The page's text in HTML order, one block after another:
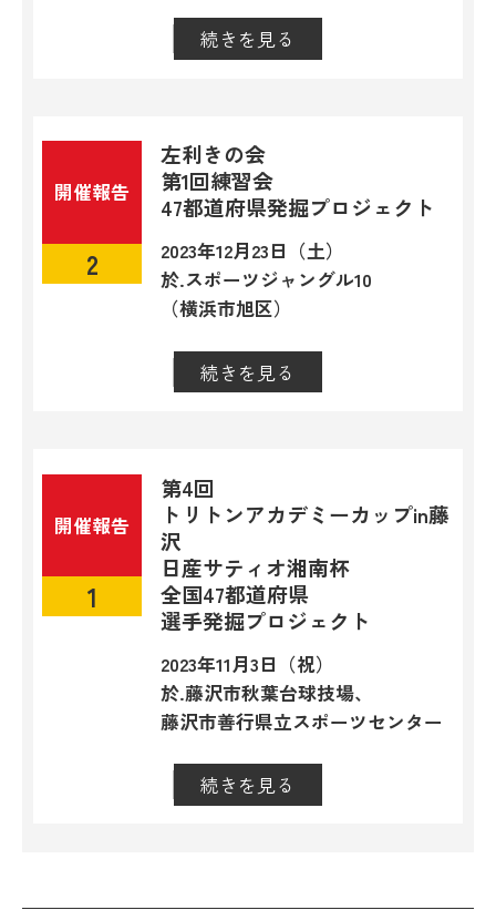
閉じる
続きを見る
開催報告
2
左利きの会
第1回練習会
47都道府県発掘プロジェクト
2023年12月23日（土）
於.スポーツジャングル10
（横浜市旭区）
閉じる
続きを見る
開催報告
1
第4回
トリトンアカデミーカップin藤
沢
日産サティオ湘南杯
全国47都道府県
選手発掘プロジェクト
2023年11月3日（祝）
於.藤沢市秋葉台球技場、
藤沢市善行県立スポーツセンター
閉じる
続きを見る